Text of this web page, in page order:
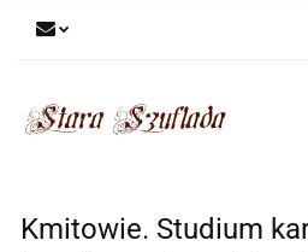
Kmitowie. Studium